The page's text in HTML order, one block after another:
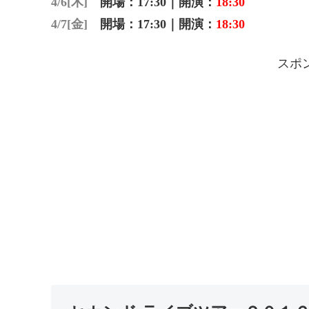
4/7[金] 開場： 17:30 ｜開演： 18:30
スポ